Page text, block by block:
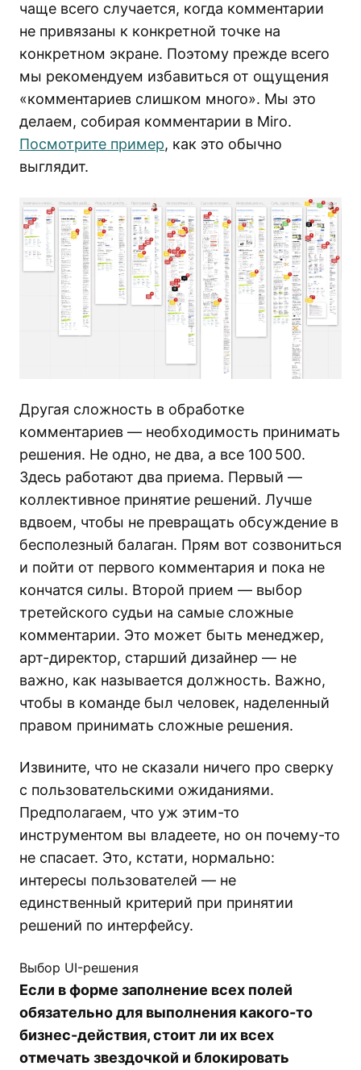
чаще всего случается, когда комментарии
не привязаны к конкретной точке на
конкретном экране. Поэтому прежде всего
мы рекомендуем избавиться от ощущения
«комментариев слишком много». Мы это
делаем, собирая комментарии в Miro.
Посмотрите пример, как это обычно
выглядит.
Другая сложность в обработке
комментариев — необходимость принимать
решения. Не одно, не два, а все 100 500.
Здесь работают два приема. Первый —
коллективное принятие решений. Лучше
вдвоем, чтобы не превращать обсуждение в
бесполезный балаган. Прям вот созвониться
и пойти от первого комментария и пока не
кончатся силы. Второй прием — выбор
третейского судьи на самые сложные
комментарии. Это может быть менеджер,
арт-директор, старший дизайнер — не
важно, как называется должность. Важно,
чтобы в команде был человек, наделенный
правом принимать сложные решения.
Извините, что не сказали ничего про сверку
с пользовательскими ожиданиями.
Предполагаем, что уж этим-то
инструментом вы владеете, но он почему-то
не спасает. Это, кстати, нормально:
интересы пользователей — не
единственный критерий при принятии
решений по интерфейсу.
Выбор UI-решения
Если в форме заполнение всех полей
обязательно для выполнения какого-то
бизнес-действия, стоит ли их всех
отмечать звездочкой и блокировать